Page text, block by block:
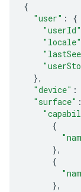
{
"user" :
{
"userId"
"locale"
},
"device" :
"surface" :
{
},
{
},